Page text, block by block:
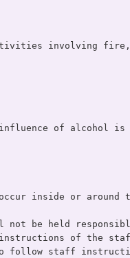
involving fire,
of alcohol is
inside or around
not be held
of the
follow staff